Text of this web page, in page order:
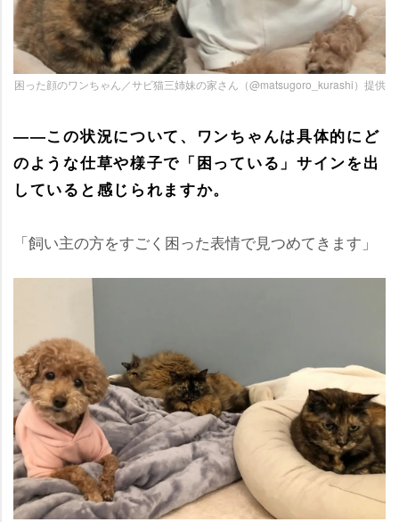
困った顔のワンちゃん／サビ猫三姉妹の家さん（@matsugoro_kurashi）提供
――この状況について、ワンちゃんは具体的にど
のような仕草や様子で「困っている」サインを出
していると感じられますか。
「飼い主の方をすごく困った表情で見つめてきます」